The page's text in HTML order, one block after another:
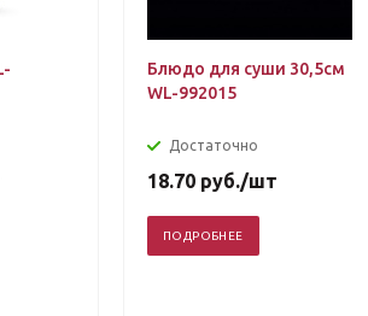
Блюдо для суши 30,5см
WL-992015
Достаточно
18.70 руб./шт
ПОДРОБНЕЕ